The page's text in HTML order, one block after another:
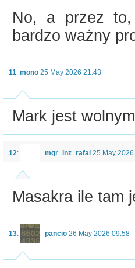
No, a przez
bardzo ważny
11: mono 25 May 2026 21:43
Mark jest
12: mgr_inz_rafal 25 May 2026
Masakra ile tam
13: pancio 26 May 2026 09:58